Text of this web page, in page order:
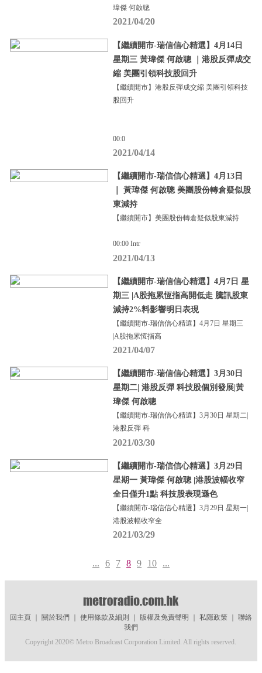
瑋傑 何啟聰
2021/04/20
【繼續開市-瑞信信心精選】4月14日
星期三 黃瑋傑 何啟聰 ｜港股反彈成交
縮 美團引領科技股回升
【繼續開市】港股反彈成交縮 美團引領科技
股回升
00:0
2021/04/14
【繼續開市-瑞信信心精選】4月13日
｜ 黃瑋傑 何啟聰 美團股份轉倉疑似股
東減持
【繼續開市】美團股份轉倉疑似股東減持
00:00 Intr
2021/04/13
【繼續開市-瑞信信心精選】4月7日 星
期三 |A股拖累恆指高開低走 騰訊股東
減持2%料影響明日表現
【繼續開市-瑞信信心精選】4月7日 星期三
|A股拖累恆指高
2021/04/07
【繼續開市-瑞信信心精選】3月30日
星期二| 港股反彈 科技股個別發展|黃
瑋傑 何啟聰
【繼續開市-瑞信信心精選】3月30日 星期二|
港股反彈 科
2021/03/30
【繼續開市-瑞信信心精選】3月29日
星期一 黃瑋傑 何啟聰 |港股波幅收窄
全日僅升1點 科技股表現遜色
【繼續開市-瑞信信心精選】3月29日 星期一|
港股波幅收窄全
2021/03/29
... 6 7 8 9 10 ...
回主頁｜ 關於我們 使用條款及細則 版權及免責聲明 私隱政策｜ 聯絡
我們
Copyright 2020© Metro Broadcast Corporation Limited. All rights reserved.